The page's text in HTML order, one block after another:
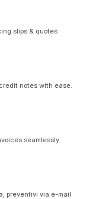
slips & quotes
notes with ease.
seamlessly
preventivi via e-mail